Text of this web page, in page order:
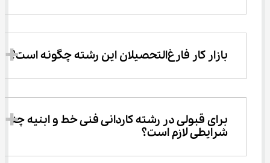
بازار کار فارغ‌التحصیلان این رشته چگونه است؟
برای قبولی در رشته کاردانی فنی خط و ابنیه چه
شرایطی لازم است؟